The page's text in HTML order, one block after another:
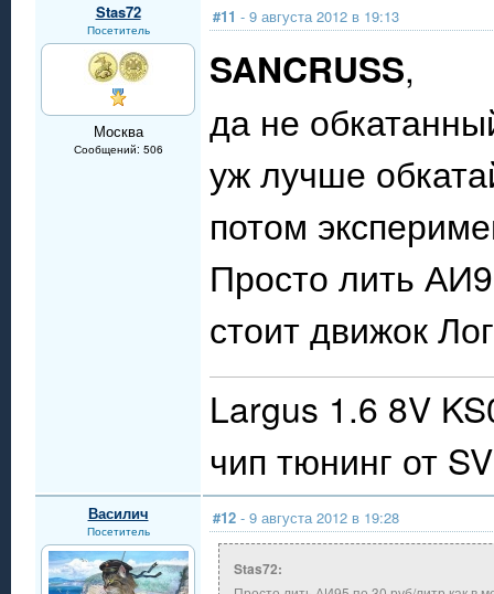
Stas72
Посетитель
Москва
Сообщений: 506
#11 - 9 августа 2012 в 19:13
SANCRUSS,
да не
уж лучше
потом
Просто лить
стоит движок
Largus 1.6 8V
чип тюнинг от
Василич
Посетитель
#12 - 9 августа 2012 в 19:28
Stas72: